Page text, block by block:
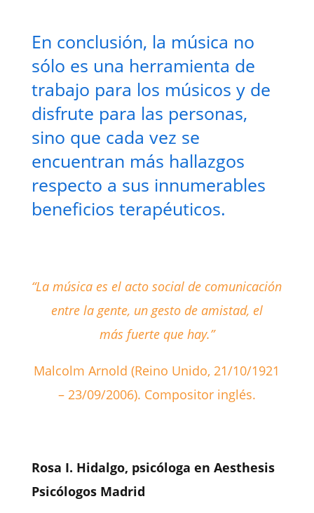
En conclusión, la música no
sólo es una herramienta de
trabajo para los músicos y de
disfrute para las personas,
sino que cada vez se
encuentran más hallazgos
respecto a sus innumerables
beneficios terapéuticos.
“La música es el acto social de comunicación
entre la gente, un gesto de amistad, el
más fuerte que hay.”
Malcolm Arnold (Reino Unido, 21/10/1921
– 23/09/2006). Compositor inglés.
Rosa I. Hidalgo, psicóloga en Aesthesis
Psicólogos Madrid